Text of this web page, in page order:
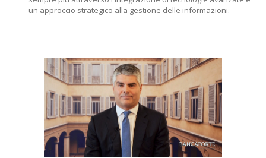
un approccio strategico alla gestione delle informazioni.